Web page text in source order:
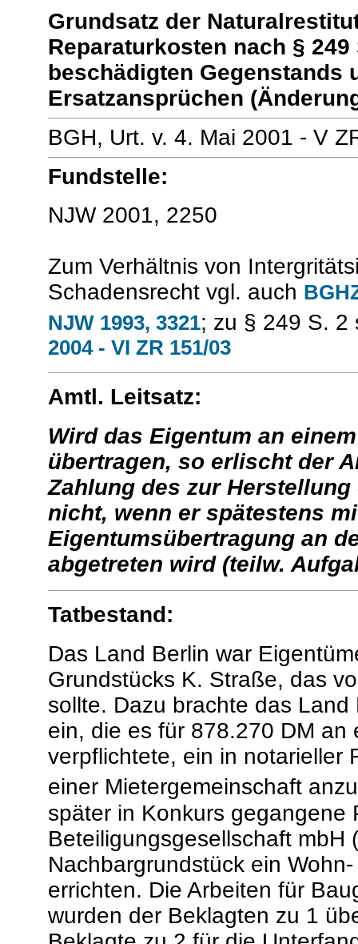
Grundsatz der
Reparaturkosten nach §
beschädigten Gegenstands
Ersatzansprüchen
BGH, Urt. v. 4. Mai 2001 - V
Fundstelle:
NJW 2001, 2250
Zum Verhältnis von
Schadensrecht vgl. auch
NJW 1993, 3321; zu § 249 S. 2
2004 - VI ZR 151/03
Amtl. Leitsatz:
Wird das Eigentum an
übertragen, so erlischt der
Zahlung des zur
nicht, wenn er spätestens
Eigentumsübertragung an
abgetreten wird (teilw.
Tatbestand:
Das Land Berlin war
Grundstücks K. Straße, das
sollte. Dazu brachte das
ein, die es für 878.270 DM
verpflichtete, ein in notarieller
einer Mietergemeinschaft
später in Konkurs gegangene
Beteiligungsgesellschaft mbH
Nachbargrundstück ein
errichten. Die Arbeiten für
wurden der Beklagten zu 1